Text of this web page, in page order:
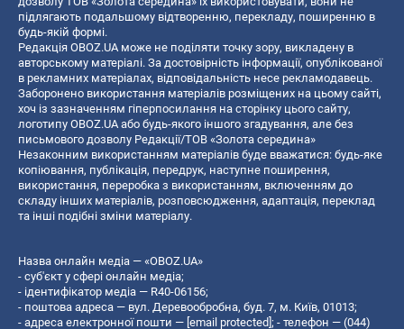
підлягають подальшому відтворенню, перекладу, поширенню в
будь-якій формі.
Редакція OBOZ.UA може не поділяти точку зору, викладену в
авторському матеріалі. За достовірність інформації, опублікованої
в рекламних матеріалах, відповідальність несе рекламодавець.
Заборонено використання матеріалів розміщених на цьому сайті,
хоч із зазначенням гіперпосилання на сторінку цього сайту,
логотипу OBOZ.UA або будь-якого іншого згадування, але без
письмового дозволу Редакції/ТОВ «Золота середина»
Незаконним використанням матеріалів буде вважатися: будь-яке
копiювання, публiкацiя, передрук, наступне поширення,
використання, переробка з використанням, включенням до
складу інших матеріалів, розповсюдження, адаптація, переклад
та інші подібні зміни матеріалу.
Назва онлайн медіа — «OBOZ.UA»
- суб'єкт у сфері онлайн медіа;
- ідентифікатор медіа — R40-06156;
- поштова адреса — вул. Деревообробна, буд. 7, м. Київ, 01013;
- адреса електронної пошти — [email protected]; - телефон — (044)